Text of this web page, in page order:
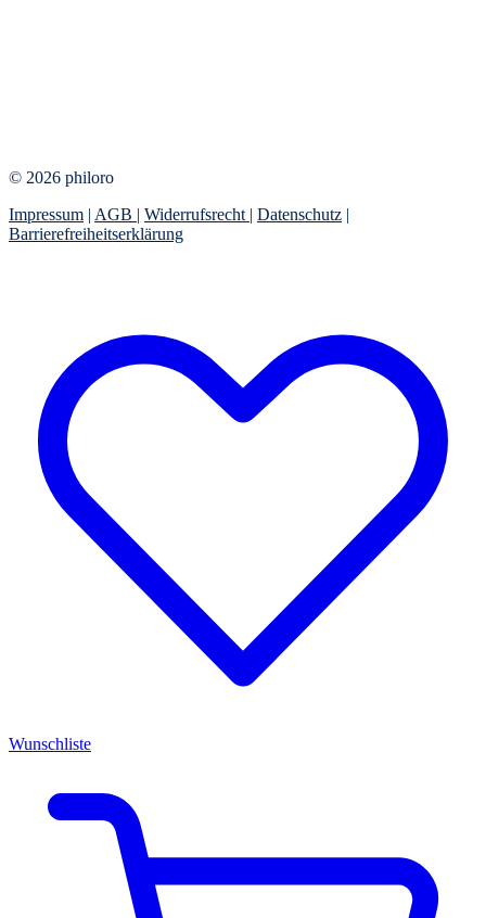
© 2026 philoro
Impressum | AGB | Widerrufsrecht | Datenschutz |
Barrierefreiheitserklärung
Wunschliste